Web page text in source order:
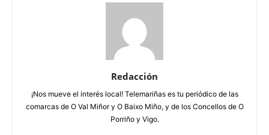
Redacción
¡Nos mueve el interés local! Telemariñas es tu periódico de las
comarcas de O Val Miñor y O Baixo Miño, y de los Concellos de O
Porriño y Vigo.